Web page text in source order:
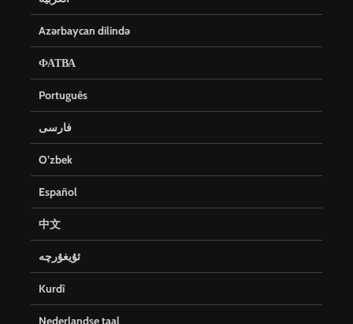
Azərbaycan dilində
ФАТВА
Português
فارسی
O’zbek
Español
中文
ئۇيغۇرچە
Kurdî
Nederlandse taal